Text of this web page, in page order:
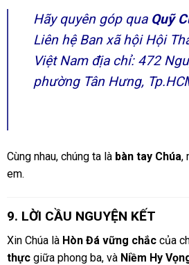
Hãy quyên góp qua Quỹ
Liên hệ Ban xã hội Hội
Việt Nam địa chỉ: 472
phường Tân Hưng,
Cùng nhau, chúng ta là bàn tay Chúa,
em.
9. LỜI CẦU NGUYỆN KẾT
Xin Chúa là Hòn Đá vững chắc của
thực giữa phong ba, và Niềm Hy